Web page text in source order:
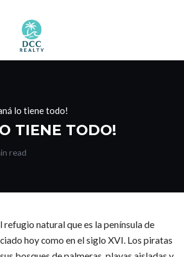
lo tiene todo!
TIENE TODO!
read
refugio natural que es la península de
hoy como en el siglo XVI. Los piratas